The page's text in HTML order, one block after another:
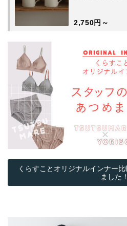
2,750円～
くらすことオリジナルインナー
ました！